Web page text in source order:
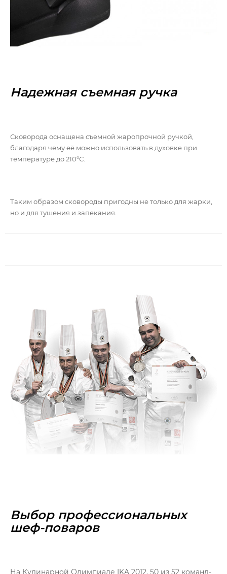
Надежная съемная ручка
Сковорода оснащена съемной жаропрочной ручкой,
благодаря чему её можно использовать в духовке при
температуре до 210°С.
Таким образом сковороды пригодны не только для жарки,
но и для тушения и запекания.
Выбор профессиональных
шеф-поваров
На Кулинарной Олимпиаде IKA 2012, 50 из 52 команд-